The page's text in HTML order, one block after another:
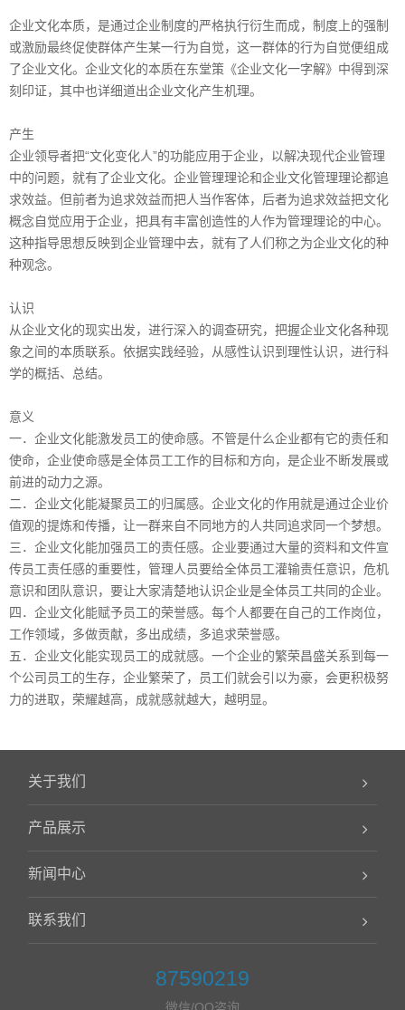
企业文化本质，是通过企业制度的严格执行衍生而成，制度上的强制
或激励最终促使群体产生某一行为自觉，这一群体的行为自觉便组成
了企业文化。企业文化的本质在东堂策《企业文化一字解》中得到深
刻印证，其中也详细道出企业文化产生机理。
产生
企业领导者把“文化变化人”的功能应用于企业，以解决现代企业管理
中的问题，就有了企业文化。企业管理理论和企业文化管理理论都追
求效益。但前者为追求效益而把人当作客体，后者为追求效益把文化
概念自觉应用于企业，把具有丰富创造性的人作为管理理论的中心。
这种指导思想反映到企业管理中去，就有了人们称之为企业文化的种
种观念。
认识
从企业文化的现实出发，进行深入的调查研究，把握企业文化各种现
象之间的本质联系。依据实践经验，从感性认识到理性认识，进行科
学的概括、总结。
意义
一．企业文化能激发员工的使命感。不管是什么企业都有它的责任和
使命，企业使命感是全体员工工作的目标和方向，是企业不断发展或
前进的动力之源。
二．企业文化能凝聚员工的归属感。企业文化的作用就是通过企业价
值观的提炼和传播，让一群来自不同地方的人共同追求同一个梦想。
三．企业文化能加强员工的责任感。企业要通过大量的资料和文件宣
传员工责任感的重要性，管理人员要给全体员工灌输责任意识，危机
意识和团队意识，要让大家清楚地认识企业是全体员工共同的企业。
四．企业文化能赋予员工的荣誉感。每个人都要在自己的工作岗位，
工作领域，多做贡献，多出成绩，多追求荣誉感。
五．企业文化能实现员工的成就感。一个企业的繁荣昌盛关系到每一
个公司员工的生存，企业繁荣了，员工们就会引以为豪，会更积极努
力的进取，荣耀越高，成就感就越大，越明显。
关于我们
产品展示
新闻中心
联系我们
87590219